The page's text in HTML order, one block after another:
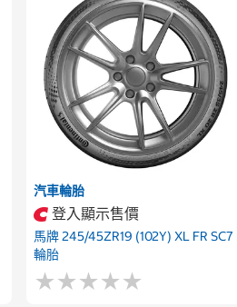
汽車輪胎
登入顯示售價
馬牌 245/45ZR19 (102Y) XL FR SC7
輪胎
★★★★★
★★★★★